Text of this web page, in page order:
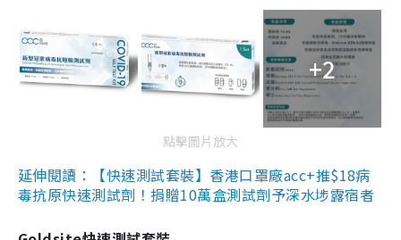
+2
點擊圖片放大
延伸閱讀：【快速測試套裝】香港口罩廠acc+推$18病
毒抗原快速測試劑！捐贈10萬盒測試劑予深水埗露宿者